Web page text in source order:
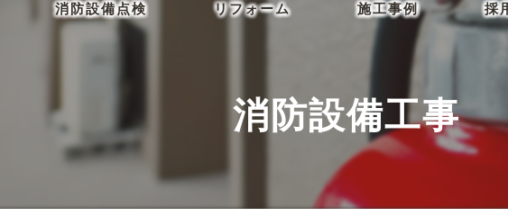
消防設備点検 リフォーム 施工事例 採
消防設備工事